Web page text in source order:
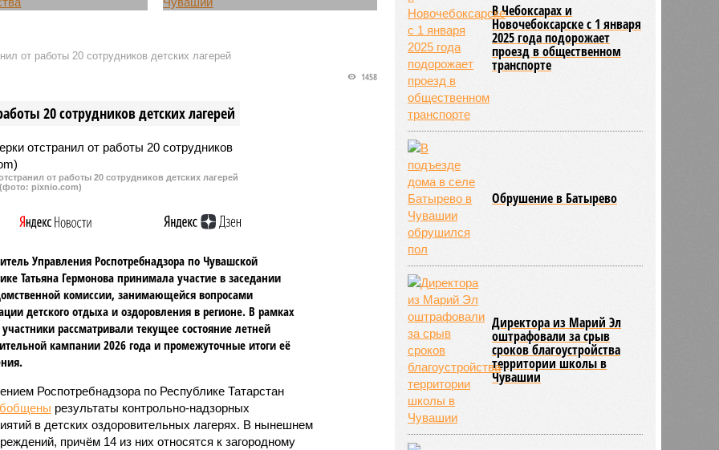
бывшего директора
лет отбирал часть
Директора компании из Марий Эл
одной из школ, расположенной в
от работы 20 сотрудников детских лагерей
20 сотрудников детских лагерей
1458
от работы 20 сотрудников детских лагерей
(фото: pixnio.com)
Управления Роспотребнадзора по Чувашской
Татьяна Гермонова принимала участие в заседании
комиссии, занимающейся вопросами
детского отдыха и оздоровления в регионе. В рамках
рассматривали текущее состояние летней
кампании 2026 года и промежуточные итоги её
Роспотребнадзора по Республике Татарстан
результаты контрольно-надзорных
в детских оздоровительных лагерях. В нынешнем
причём 14 из них относятся к загородному
В Чебоксарах и
Новочебоксарске с 1 января
2025 года подорожает
проезд в общественном
транспорте
Обрушение в Батырево
Директора из Марий Эл
оштрафовали за срыв
сроков благоустройства
территории школы в
Чувашии